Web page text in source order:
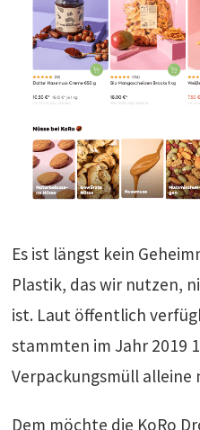
Es ist längst kein
Plastik, das wir nutzen,
ist. Laut öffentlich
stammten im Jahr 2019
Verpackungsmüll alleine
Dem möchte die KoRo